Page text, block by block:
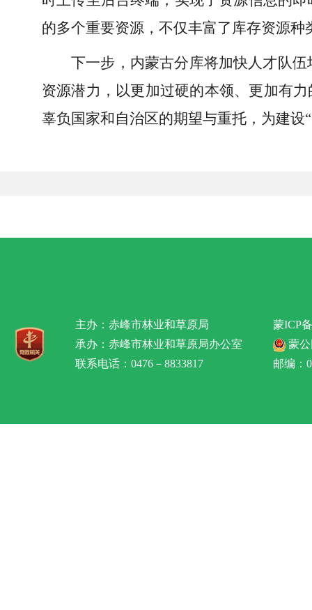
的多个重要资源，不仅丰富了库存资源
下一步，内蒙古分库将加快人才队
资源潜力，以更加过硬的本领、更加有
辜负国家和自治区的期望与重托，为建设
主办：赤峰市林业和草原局
承办：赤峰市林业和草原局办公室
联系电话：0476－8833817
蒙ICP
蒙公
邮编：